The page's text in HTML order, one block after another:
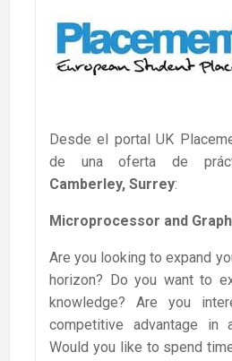
Desde el portal UK
de una oferta de
Camberley, Surrey:
Microprocessor and
Are you looking to expand
horizon? Do you want to
knowledge? Are you
competitive advantage in
Would you like to spend